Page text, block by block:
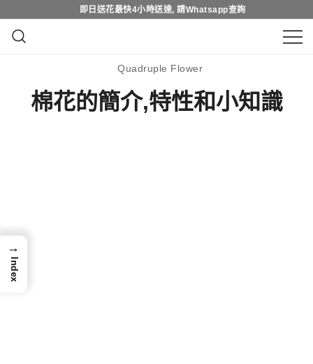
to
content
即日買花最快4小時送達, 請Whatsapp查詢
即日送花最快4小時送達, 請Whatsapp查詢
QuadrupleFlower 啟德新蒲崗花
店 | 香港花店推介 | 即日送花服
身訂造及設計鮮花 & 永生花花束
Quadruple Flower
棉花的簡介,特性和小知識
→
Index